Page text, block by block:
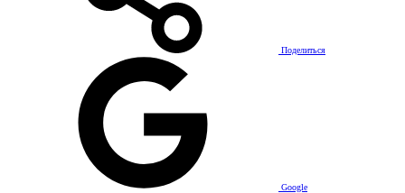
Поделиться
Google